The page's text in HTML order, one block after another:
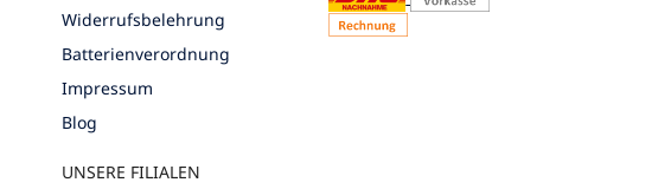
Widerrufsbelehrung
Batterienverordnung
Impressum
Blog
UNSERE FILIALEN